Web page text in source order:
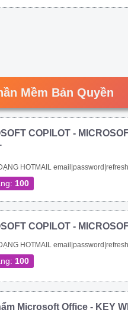
Mềm Bản Quyền
COPILOT -
HOTMAIL
100
COPILOT -
HOTMAIL
100
Microsoft Office - KEY